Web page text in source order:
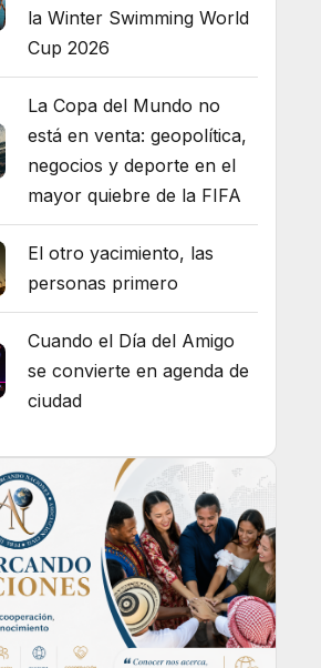
la Winter Swimming World
Cup 2026
La Copa del Mundo no
está en venta: geopolítica,
negocios y deporte en el
mayor quiebre de la FIFA
El otro yacimiento, las
personas primero
Cuando el Día del Amigo
se convierte en agenda de
ciudad